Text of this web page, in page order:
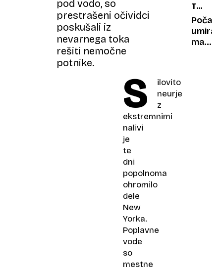
pod vodo, so
prestrašeni očividci
poskušali iz
nevarnega toka
rešiti nemočne
potnike.
S
ilovito
neurje
z
ekstremnimi
nalivi
je
te
dni
popolnoma
ohromilo
dele
New
Yorka.
Poplavne
vode
so
mestne
padel
zakon:
rojeni
po
letu
TV
TE
GLEDA